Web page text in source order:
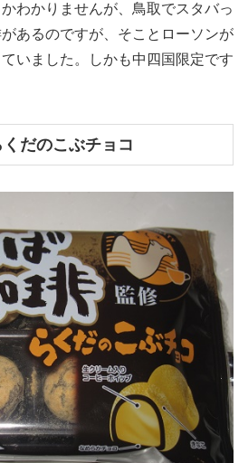
わかりませんが、鳥取でスタバっ
あるのですが、そことローソンが
いました。しかも中四国限定です
だのこぶチョコ